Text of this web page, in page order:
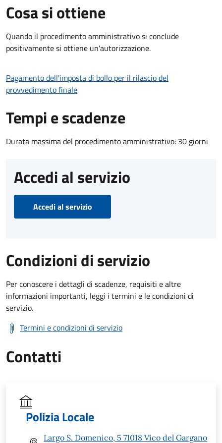
Cosa si ottiene
Quando il procedimento amministrativo si conclude
positivamente si ottiene un'autorizzazione.
Pagamento dell'imposta di bollo per il rilascio del
provvedimento finale
Tempi e scadenze
Durata massima del procedimento amministrativo: 30 giorni
Accedi al servizio
Accedi al servizio
Condizioni di servizio
Per conoscere i dettagli di scadenze, requisiti e altre
informazioni importanti, leggi i termini e le condizioni di
servizio.
Termini e condizioni di servizio
Contatti
Polizia Locale
Largo S. Domenico, 5 71018 Vico del Gargano